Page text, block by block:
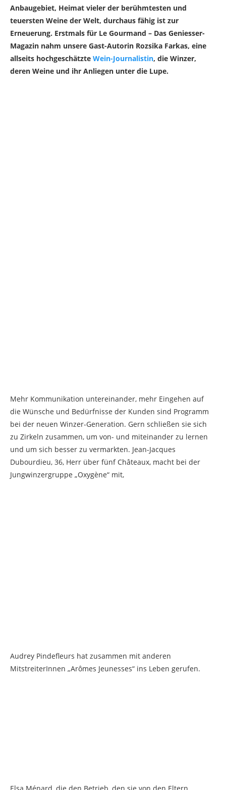
Anbaugebiet, Heimat vieler der berühmtesten und
teuersten Weine der Welt, durchaus fähig ist zur
Erneuerung. Erstmals für Le Gourmand – Das Geniesser-
Magazin nahm unsere Gast-Autorin Rozsika Farkas, eine
allseits hochgeschätzte Wein-Journalistin, die Winzer,
deren Weine und ihr Anliegen unter die Lupe.
Mehr Kommunikation untereinander, mehr Eingehen auf
die Wünsche und Bedürfnisse der Kunden sind Programm
bei der neuen Winzer-Generation. Gern schließen sie sich
zu Zirkeln zusammen, um von- und miteinander zu lernen
und um sich besser zu vermarkten. Jean-Jacques
Dubourdieu, 36, Herr über fünf Châteaux, macht bei der
Jungwinzergruppe „Oxygène“ mit,
Audrey Pindefleurs hat zusammen mit anderen
MitstreiterInnen „Arômes Jeunesses“ ins Leben gerufen.